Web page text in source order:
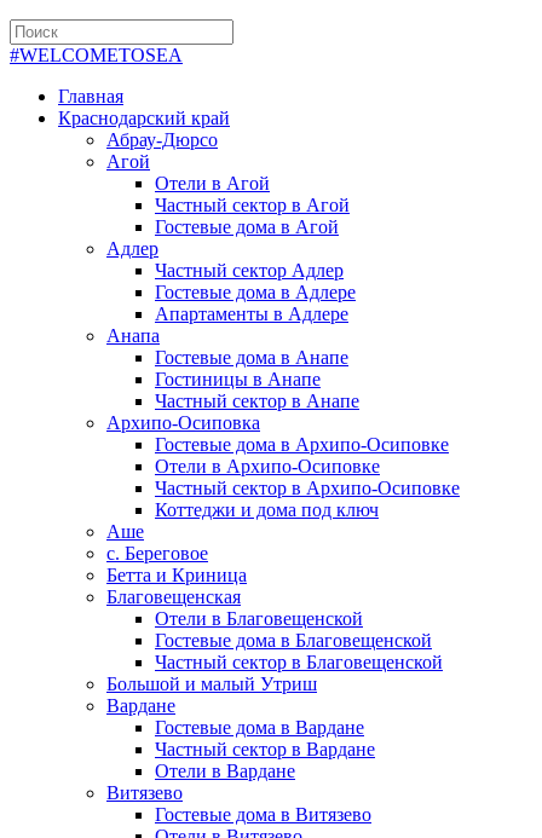
#WELCOMETOSEA
Главная
Краснодарский край
Абрау-Дюрсо
Агой
Отели в Агой
Частный сектор в Агой
Гостевые дома в Агой
Адлер
Частный сектор Адлер
Гостевые дома в Адлере
Апартаменты в Адлере
Анапа
Гостевые дома в Анапе
Гостиницы в Анапе
Частный сектор в Анапе
Архипо-Осиповка
Гостевые дома в Архипо-Осиповке
Отели в Архипо-Осиповке
Частный сектор в Архипо-Осиповке
Коттеджи и дома под ключ
Аше
с. Береговое
Бетта и Криница
Благовещенская
Отели в Благовещенской
Гостевые дома в Благовещенской
Частный сектор в Благовещенской
Большой и малый Утриш
Вардане
Гостевые дома в Вардане
Частный сектор в Вардане
Отели в Вардане
Витязево
Гостевые дома в Витязево